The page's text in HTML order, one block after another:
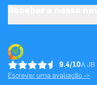
9.4/10A JB
Escrever uma avaliação ->